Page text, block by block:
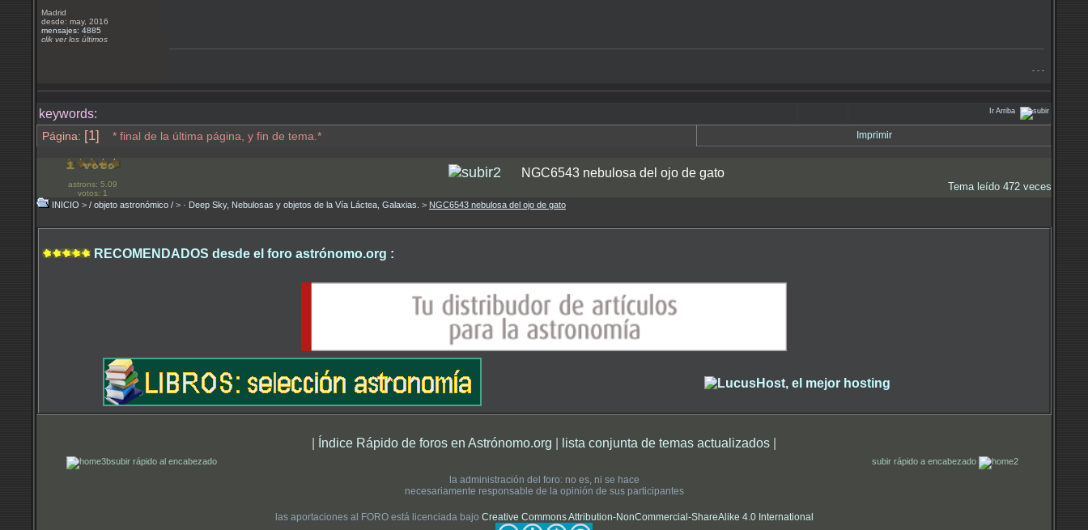
Madrid
desde: may, 2016
mensajes: 4885
clik ver los últimos
- - -
keywords: Ir Arriba
Página: [1] * final de la última página, y fin de tema.* Imprimir
astrons: 5.09
votos: 1
NGC6543 nebulosa del ojo de gato
Tema leído 472 veces
INICIO > / objeto astronómico / > · Deep Sky, Nebulosas y objetos de la Vía Láctea, Galaxias. > NGC6543 nebulosa del ojo de gato
RECOMENDADOS desde el foro astrónomo.org :
| Índice Rápido de foros en Astrónomo.org | lista conjunta de temas actualizados |
subir rápido al encabezado subir rápido a encabezado
la administración del foro: no es, ni se hace
necesariamente responsable de la opinión de sus participantes
las aportaciones al FORO está licenciada bajo Creative Commons Attribution-NonCommercial-ShareAlike 4.0 International